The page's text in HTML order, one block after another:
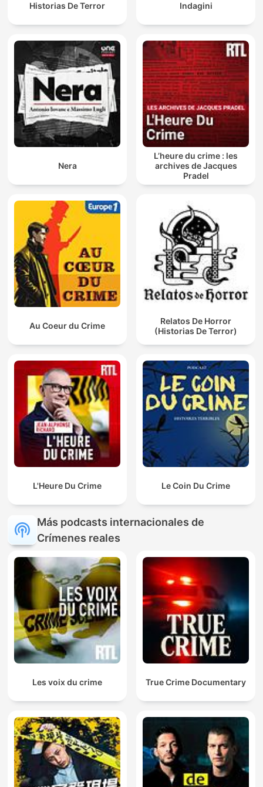
Historias De Terror Indagini
Nera
L’heure du crime : les
archives de Jacques
Pradel
Au Coeur du Crime
Relatos De Horror
(Historias De Terror)
L'Heure Du Crime Le Coin Du Crime
Más podcasts internacionales de
Crímenes reales
Les voix du crime True Crime Documentary